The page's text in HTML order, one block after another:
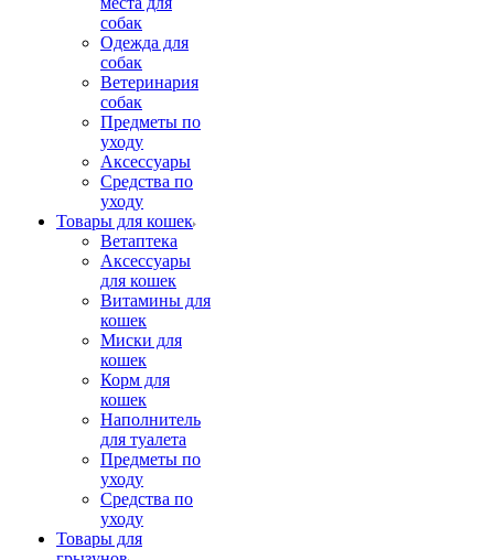
собак
Одежда для
собак
Ветеринария
собак
Предметы по
уходу
Аксессуары
Средства по
уходу
Товары для кошек
Ветаптека
Аксессуары
для кошек
Витамины для
кошек
Миски для
кошек
Корм для
кошек
Наполнитель
для туалета
Предметы по
уходу
Средства по
уходу
Товары для